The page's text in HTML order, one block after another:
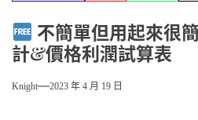
不簡單但用起來很
計&價格利潤試算表
Knight 2023 年 4 月 19 日